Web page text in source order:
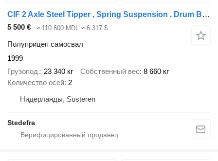
CIF 2 Axle Steel Tipper , Spring Suspension , Drum Brakes
5 500 € ≈ 110 600 MDL ≈ 6 317 $
Полуприцеп самосвал
1999
Грузопод. 23 340 кг Собственный вес 8 660 кг
Количество осей 2
Нидерланды, Susteren
Stedefra